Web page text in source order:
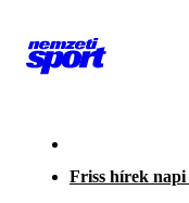
Friss hírek napi